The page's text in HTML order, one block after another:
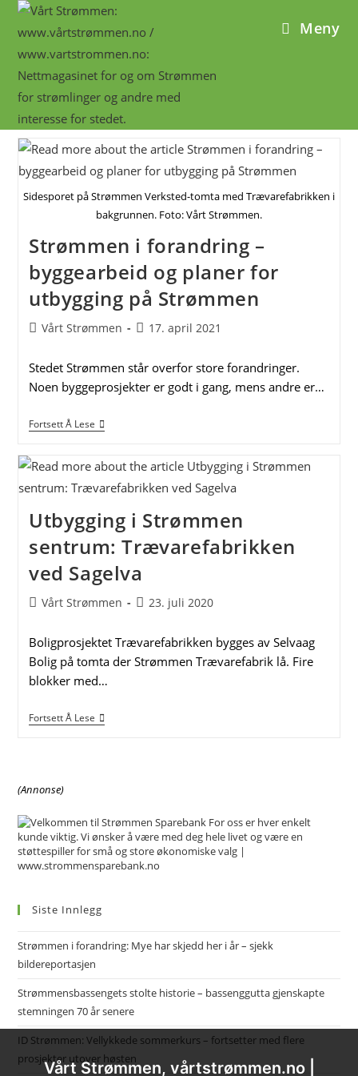
Skip
content
Meny
Sidesporet på Strømmen Verksted-tomta med Trævarefabrikken i
bakgrunnen. Foto: Vårt Strømmen.
Strømmen i forandring –
byggearbeid og planer for
utbygging på Strømmen
PostVårt Strømmen
Post17. april 2021
Stedet Strømmen står overfor store forandringer.
Noen byggeprosjekter er godt i gang, mens andre er…
Fortsett Å LeseStrømmen
I
–
Byggearbeid
Og
For
Utbygging
Strømmen
Utbygging i Strømmen
sentrum: Trævarefabrikken
ved Sagelva
PostVårt Strømmen
Post23. juli 2020
Boligprosjektet Trævarefabrikken bygges av Selvaag
Bolig på tomta der Strømmen Trævarefabrik lå. Fire
blokker med…
Fortsett Å LeseUtbygging
I
(Annonse)
Siste Innlegg
Strømmen i forandring: Mye har skjedd her i år – sjekk
bildereportasjen
Strømmensbassengets stolte historie – bassenggutta gjenskapte
stemningen 70 år senere
ID Strømmen: Vellykkede sommerkurs – fortsetter med flere
prosjekter utover høsten
Vårt Strømmen, vårtstrømmen.no |